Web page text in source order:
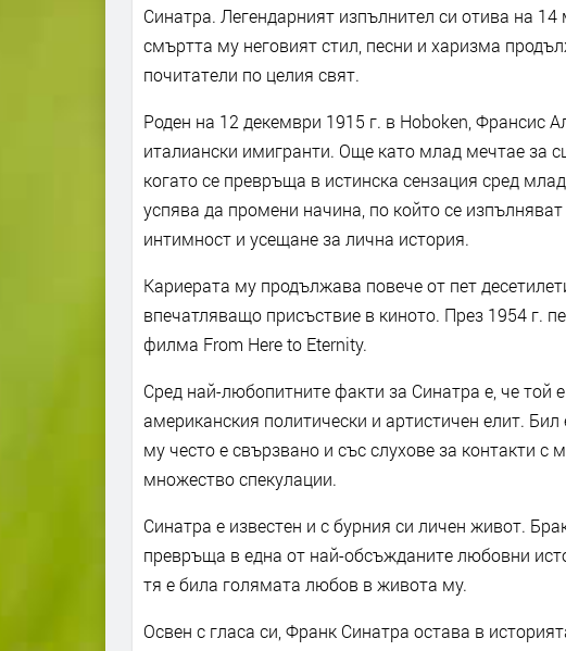
Синатра. Легендарният изпълнител си отива на
смъртта му неговият стил, песни и харизма
почитатели по целия свят.
Роден на 12 декември 1915 г. в Hoboken, Франсис
италиански имигранти. Още като млад мечтае за
когато се превръща в истинска сензация сред
успява да промени начина, по който се
интимност и усещане за лична история.
Кариерата му продължава повече от пет
впечатляващо присъствие в киното. През 1954 г.
филма From Here to Eternity.
Сред най-любопитните факти за Синатра е, че той
американския политически и артистичен елит.
му често е свързвано и със слухове за контакти
множество спекулации.
Синатра е известен и с бурния си личен живот.
превръща в една от най-обсъжданите любовни
тя е била голямата любов в живота му.
Освен с гласа си, Франк Синатра остава в